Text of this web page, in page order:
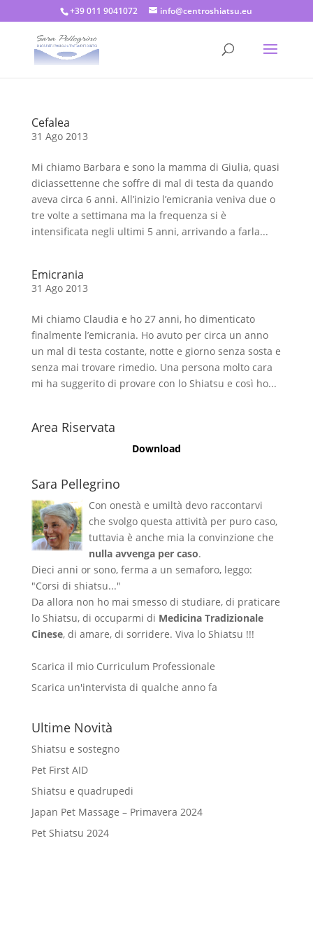
+39 011 9041072 info@centroshiatsu.eu
Cefalea
31 Ago 2013
Mi chiamo Barbara e sono la mamma di Giulia, quasi
diciassettenne che soffre di mal di testa da quando
aveva circa 6 anni. All’inizio l’emicrania veniva due o
tre volte a settimana ma la frequenza si è
intensificata negli ultimi 5 anni, arrivando a farla...
Emicrania
31 Ago 2013
Mi chiamo Claudia e ho 27 anni, ho dimenticato
finalmente l’emicrania. Ho avuto per circa un anno
un mal di testa costante, notte e giorno senza sosta e
senza mai trovare rimedio. Una persona molto cara
mi ha suggerito di provare con lo Shiatsu e così ho...
Area Riservata
Download
Sara Pellegrino
Con onestà e umiltà devo raccontarvi
che svolgo questa attività per puro caso,
tuttavia è anche mia la convinzione che
nulla avvenga per caso.
Dieci anni or sono, ferma a un semaforo, leggo:
"Corsi di shiatsu..."
Da allora non ho mai smesso di studiare, di praticare
lo Shiatsu, di occuparmi di Medicina Tradizionale
Cinese, di amare, di sorridere. Viva lo Shiatsu !!!
Scarica il mio Curriculum Professionale
Scarica un'intervista di qualche anno fa
Ultime Novità
Shiatsu e sostegno
Pet First AID
Shiatsu e quadrupedi
Japan Pet Massage – Primavera 2024
Pet Shiatsu 2024